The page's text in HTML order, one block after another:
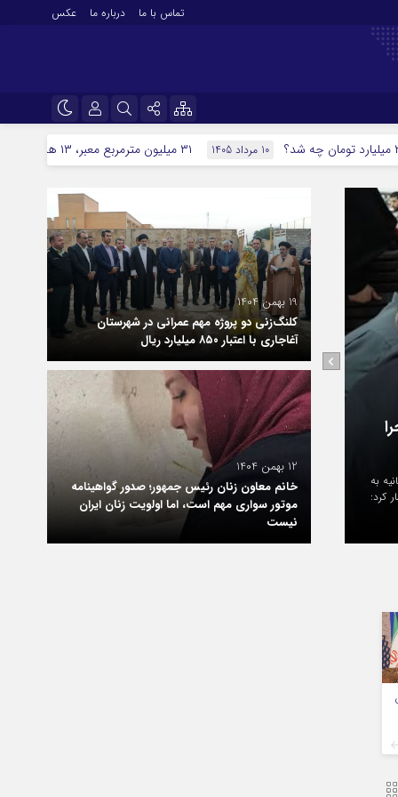
تماس با ما درباره ما عکس
اینستاگرام
ایتا
آپارات
اپلیکیشن
مرا به خاطر بسپار
10 مرداد 1405
این
احمد شریف مدیرعامل گروه ملی صنعتی فولاد
مدیره گروه ملی صنعتی فولاد ایران و نمایندگان بانک ملی ایران، در دفتر
ایران برگزار گردید. در این جلسه آقای احمد شریف به عنوان مدیر عامل
19 بهمن 1404
کلنگ‌زنی دو پروژه مهم عمرانی در شهرستان
آغاجاری با اعتبار ۸۵۰ میلیارد ریال
12 بهمن 1404
خانم معاون زنان رئیس جمهور؛ صدور گواهینامه
موتور سواری مهم است، اما اولویت زنان ایران
نیست